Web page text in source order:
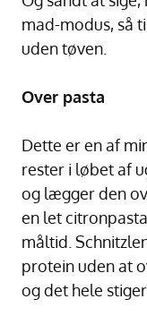
mad-modus, så
uden tøven.
Over pasta
Dette er en af
rester i løbet af
og lægger den
en let
måltid.
protein uden at
og det hele